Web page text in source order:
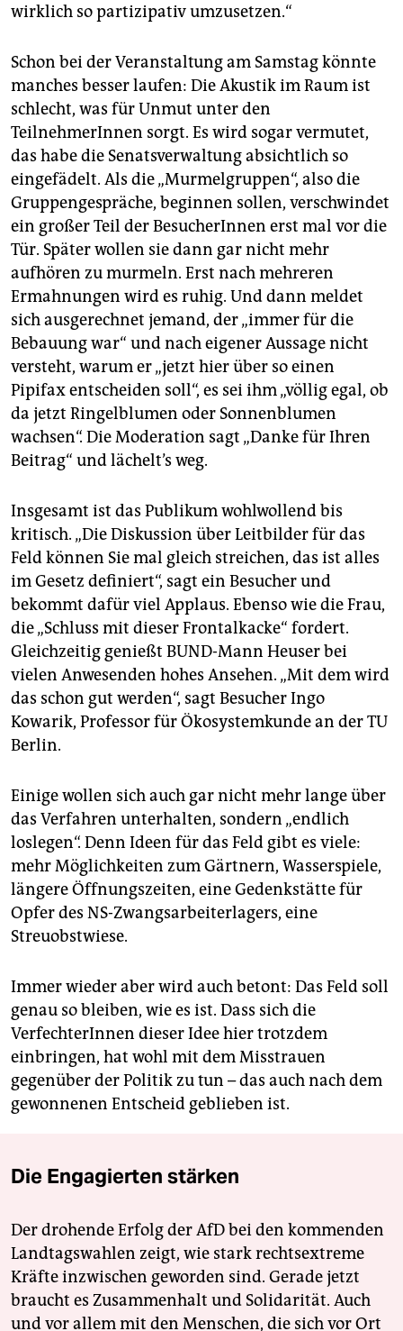
wirklich so partizipativ umzusetzen.“
Schon bei der Veranstaltung am Samstag könnte
manches besser laufen: Die Akustik im Raum ist
schlecht, was für Unmut unter den
TeilnehmerInnen sorgt. Es wird sogar vermutet,
das habe die Senatsverwaltung absichtlich so
eingefädelt. Als die „Murmelgruppen“, also die
Gruppengespräche, beginnen sollen, verschwindet
ein großer Teil der BesucherInnen erst mal vor die
Tür. Später wollen sie dann gar nicht mehr
aufhören zu murmeln. Erst nach mehreren
Ermahnungen wird es ruhig. Und dann meldet
sich ausgerechnet jemand, der „immer für die
Bebauung war“ und nach eigener Aussage nicht
versteht, warum er „jetzt hier über so einen
Pipifax entscheiden soll“, es sei ihm „völlig egal, ob
da jetzt Ringelblumen oder Sonnenblumen
wachsen“. Die Moderation sagt „Danke für Ihren
Beitrag“ und lächelt’s weg.
Insgesamt ist das Publikum wohlwollend bis
kritisch. „Die Diskussion über Leitbilder für das
Feld können Sie mal gleich streichen, das ist alles
im Gesetz definiert“, sagt ein Besucher und
bekommt dafür viel Applaus. Ebenso wie die Frau,
die „Schluss mit dieser Frontalkacke“ fordert.
Gleichzeitig genießt BUND-Mann Heuser bei
vielen Anwesenden hohes Ansehen. „Mit dem wird
das schon gut werden“, sagt Besucher Ingo
Kowarik, Professor für Ökosystemkunde an der TU
Berlin.
Einige wollen sich auch gar nicht mehr lange über
das Verfahren unterhalten, sondern „endlich
loslegen“. Denn Ideen für das Feld gibt es viele:
mehr Möglichkeiten zum Gärtnern, Wasserspiele,
längere Öffnungszeiten, eine Gedenkstätte für
Opfer des NS-Zwangsarbeiterlagers, eine
Streuobstwiese.
Immer wieder aber wird auch betont: Das Feld soll
genau so bleiben, wie es ist. Dass sich die
VerfechterInnen dieser Idee hier trotzdem
einbringen, hat wohl mit dem Misstrauen
gegenüber der Politik zu tun – das auch nach dem
gewonnenen Entscheid geblieben ist.
Die Engagierten stärken
Der drohende Erfolg der AfD bei den kommenden
Landtagswahlen zeigt, wie stark rechtsextreme
Kräfte inzwischen geworden sind. Gerade jetzt
braucht es Zusammenhalt und Solidarität. Auch
und vor allem mit den Menschen, die sich vor Ort